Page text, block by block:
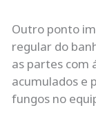
Outro ponto
regular do
as partes com
acumulados e
fungos no